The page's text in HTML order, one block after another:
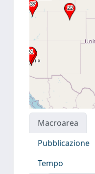
Macroarea
Pubblicazione
Tempo